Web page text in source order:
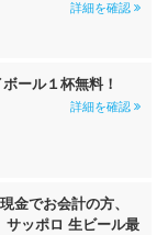
詳細を確認
ール１杯無料！
詳細を確認
金でお会計の方、
サッポロ 生ビール最